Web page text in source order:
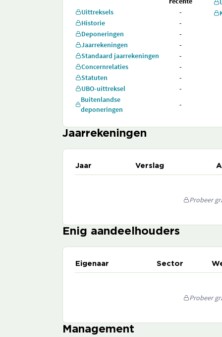
Uittreksels
-
Historie
-
Deponeringen
-
Jaarrekeningen
-
Standaard jaarrekeningen
-
Concernrelaties
-
Statuten
-
UBO-uittreksel
-
Buitenlandse
deponeringen
-
Jaarrekeningen
Jaar Verslag
Probeer
Enig aandeelhouders
Eigenaar Sector
Probeer
Management